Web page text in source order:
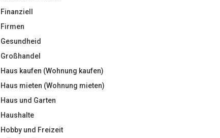
Finanziell
Firmen
Gesundheid
Großhandel
Haus kaufen (Wohnung kaufen)
Haus mieten (Wohnung mieten)
Haus und Garten
Haushalte
Hobby und Freizeit